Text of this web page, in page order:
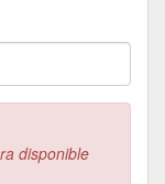
disponible